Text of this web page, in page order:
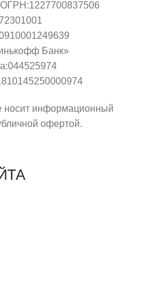
Банк»
носит информационный
офертой.